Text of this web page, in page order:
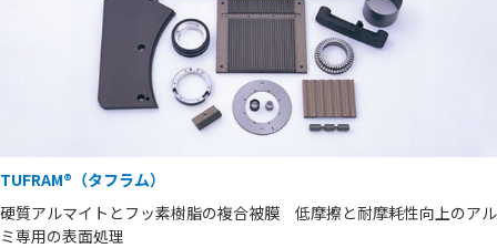
TUFRAM®（タフラム）
硬質アルマイトとフッ素樹脂の複合被膜 低摩擦と耐摩耗性向上のアル
ミ専用の表面処理